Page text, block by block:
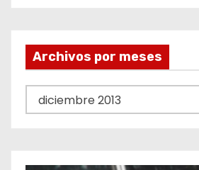
Archivos por meses
r